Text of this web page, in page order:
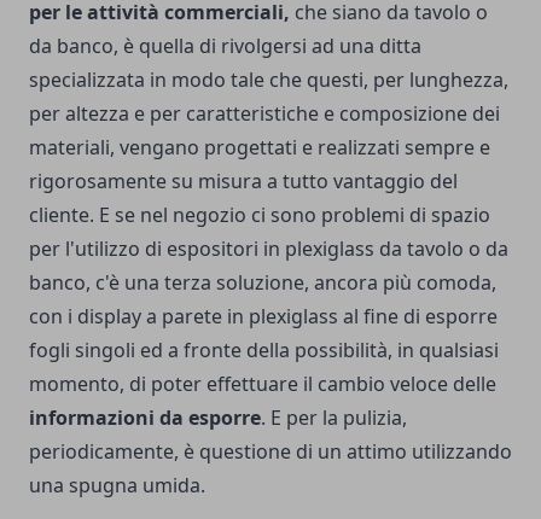
per le attività commerciali, che siano da tavolo o
da banco, è quella di rivolgersi ad una ditta
specializzata in modo tale che questi, per lunghezza,
per altezza e per caratteristiche e composizione dei
materiali, vengano progettati e realizzati sempre e
rigorosamente su misura a tutto vantaggio del
cliente. E se nel negozio ci sono problemi di spazio
per l'utilizzo di espositori in plexiglass da tavolo o da
banco, c'è una terza soluzione, ancora più comoda,
con i display a parete in plexiglass al fine di esporre
fogli singoli ed a fronte della possibilità, in qualsiasi
momento, di poter effettuare il cambio veloce delle
informazioni da esporre. E per la pulizia,
periodicamente, è questione di un attimo utilizzando
una spugna umida.